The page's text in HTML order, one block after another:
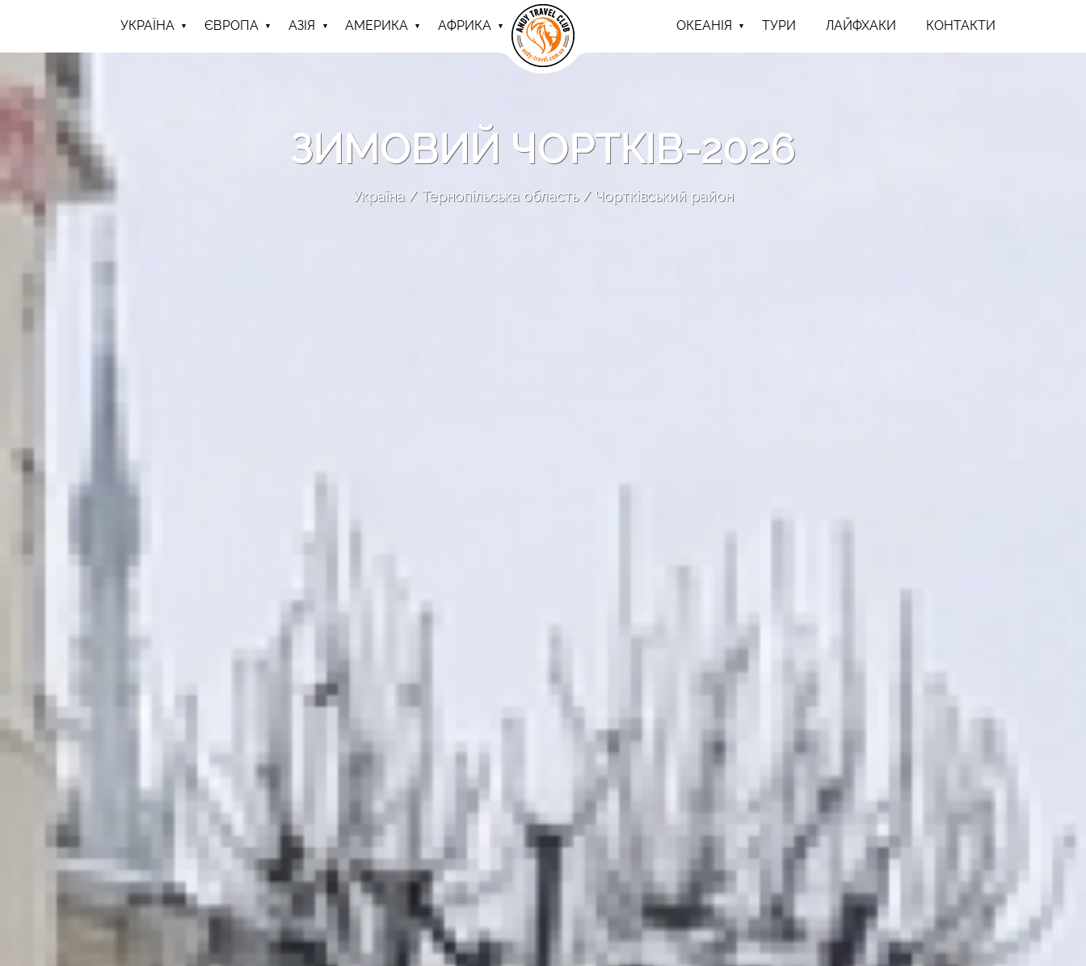
УКРАЇНА ЄВРОПА АЗІЯ АМЕРИКА АФРИКА ОКЕАНІЯ ТУРИ ЛАЙФХАКИ КОНТАКТИ
ЗИМОВИЙ ЧОРТКІВ-2026
Україна Тернопільська область Чортківський район